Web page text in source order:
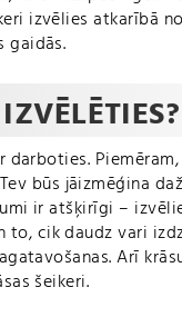
izvēlies atkarībā
gaidās.
būs jāizmēģina
ir atšķirīgi –
to, cik daudz vari
Arī
šeikeri.